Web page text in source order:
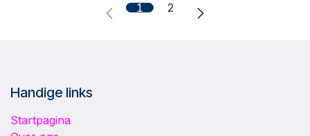
1 2
Handige links
Startpagina